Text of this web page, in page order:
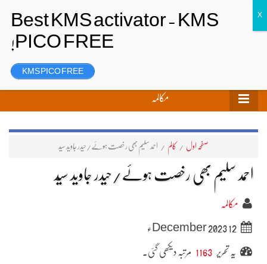
رجسٹر
مکالمہ
صفحہ اول / کالم / احمد سلیم بھی رخصت ہوئے/حیدر جاوید سیّد
احمد سلیم بھی رخصت ہوئے/حیدر جاوید سیّد
مکالمہ
12 December 2023ء
یہ تحریر 1163 مرتبہ دیکھی گئی۔
KMS PICO FREE